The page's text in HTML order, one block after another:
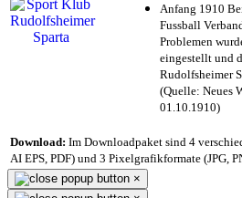
Anfang 1910
Fussball
Problemen
eingestellt und
Rudolfsheimer
(Quelle: Neues
01.10.1910)
Download: Im Downloadpaket sind 4
AI EPS, PDF) und 3 Pixelgrafikformate (JPG,
×